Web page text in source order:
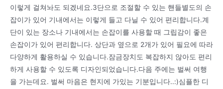
이렇게 걸쳐놔도 되겠네요.3단으로 조절할 수 있는 핸들별도의 손
잡이가 있어 기내에서는 이렇게 들고 다닐 수 있어 편리합니다.계
단이 있는 장소나 기내에서는 손잡이를 사용할 때 그립감이 좋은
손잡이가 있어 편리합니다. 상단과 옆으로 2개가 있어 필요에 따라
다양하게 활용하실 수 있습니다.잠금장치도 복잡하지 않아도 편리
하게 사용할 수 있도록 디자인되었습니다.다음 주에는 벌써 여행
을 가는데요. 벌써 마음은 현지에 가있는 기분입니다..:)심플한 디